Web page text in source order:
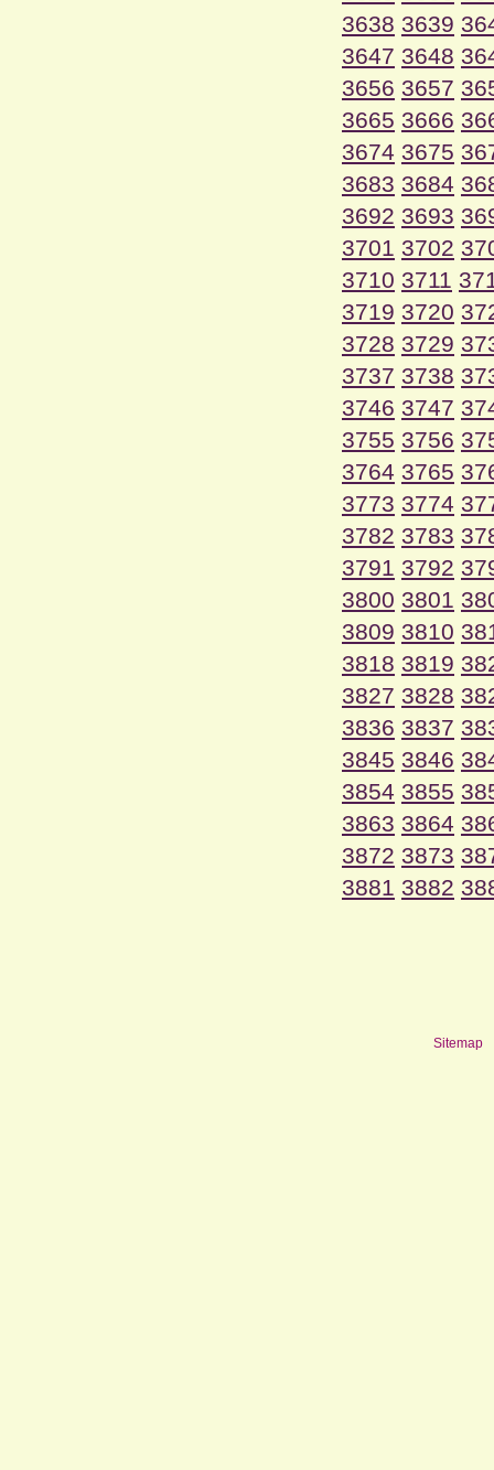
3638 3639
3647 3648
3656 3657
3665 3666
3674 3675
3683 3684
3692 3693
3701 3702
3710 3711
3719 3720
3728 3729
3737 3738
3746 3747
3755 3756
3764 3765
3773 3774
3782 3783
3791 3792
3800 3801
3809 3810
3818 3819
3827 3828
3836 3837
3845 3846
3854 3855
3863 3864
3872 3873
3881 3882
Sitemap